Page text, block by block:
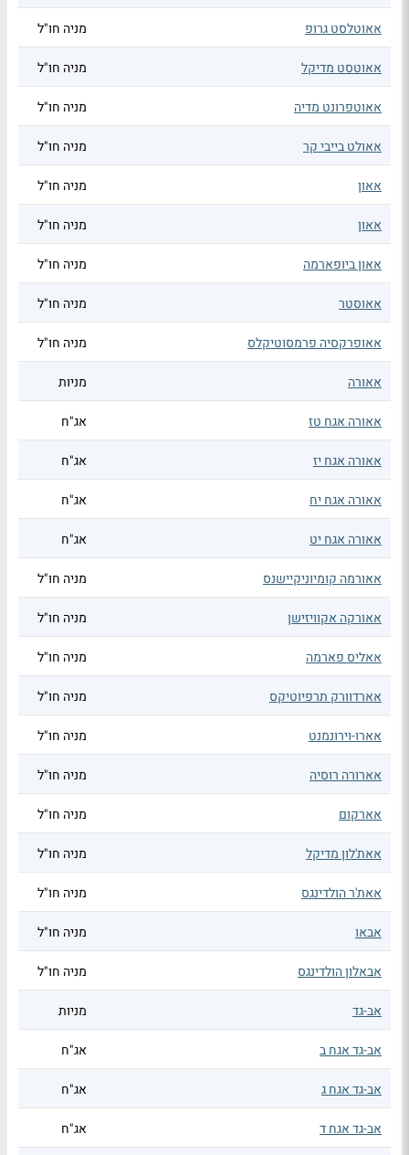
אאוטלסט גרופ מניה חו"ל
אאוטסט מדיקל מניה חו"ל
אאוטפרונט מדיה מניה חו"ל
אאולט בייבי קר מניה חו"ל
אאון מניה חו"ל
אאון מניה חו"ל
אאון ביופארמה מניה חו"ל
אאוסטר מניה חו"ל
אאופרקסיה פרמסוטיקלס מניה חו"ל
אאורה מניות
אאורה אגח טז אג"ח
אאורה אגח יז אג"ח
אאורה אגח יח אג"ח
אאורה אגח יט אג"ח
אאורמה קומיוניקיישנס מניה חו"ל
אאורקה אקוויזישן מניה חו"ל
אאליס פארמה מניה חו"ל
אארדוורק תרפיוטיקס מניה חו"ל
אארו-וירונמנט מניה חו"ל
אארורה רוסיה מניה חו"ל
אארקום מניה חו"ל
אאת'לון מדיקל מניה חו"ל
אאת'ר הולדינגס מניה חו"ל
אבאו מניה חו"ל
אבאלון הולדינגס מניה חו"ל
אב-גד מניות
אב-גד אגח ב אג"ח
אב-גד אגח ג אג"ח
אב-גד אגח ד אג"ח